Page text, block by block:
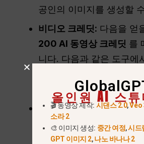
공인의 이미지를 생성할
비디오 크레딧: 다음을 얻
200 AI 동영상 크레딧 를
니다. 다음과 같은 도구에
미지를 동영상으로 변환하
사용 경고:200 크레딧은
수 있지만 고품질 동영상
이 빠르게 소모됩니다. 또
올인원 AI 스
🎬 동영상 제작: 시댄스 2.0,Veo
소라 2
🎨 이미지 생성: 중간 여정,시드
GPT 이미지 2,나노 바나나 2